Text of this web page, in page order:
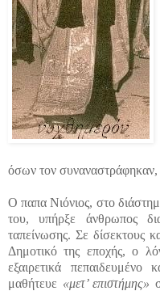
όσων τον
Ο παπα Νιόνιος, στο
του, υπήρξε άνθρωπος
ταπείνωσης. Σε δίσεκτους
Δημοτικό της εποχής, ο
εξαιρετικά πεπαιδευμένο
μαθήτευε «μετ’ επιστήμης»